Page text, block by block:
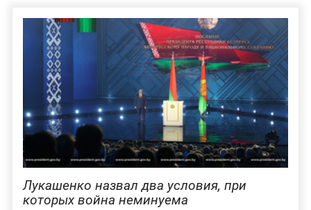
Лукашенко назвал два условия, при
которых война неминуема